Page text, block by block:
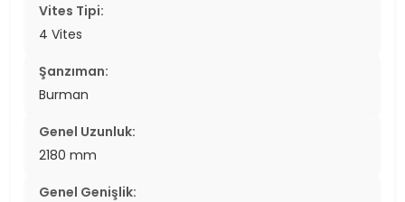
Vites Tipi:
4 Vites
Şanzıman:
Burman
Genel Uzunluk:
2180 mm
Genel Genişlik: